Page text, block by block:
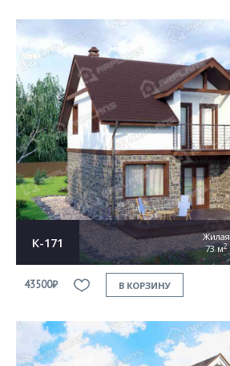
К-171
Жилая
73 м2
43500₽ В КОРЗИНУ